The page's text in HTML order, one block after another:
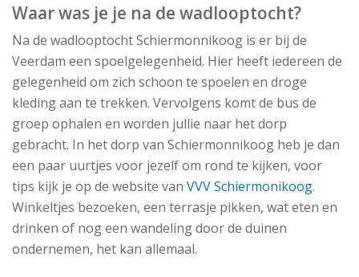
Waar was je je na de wadlooptocht?
Na de wadlooptocht Schiermonnikoog is er bij de
Veerdam een spoelgelegenheid. Hier heeft iedereen de
gelegenheid om zich schoon te spoelen en droge
kleding aan te trekken. Vervolgens komt de bus de
groep ophalen en worden jullie naar het dorp
gebracht. In het dorp van Schiermonnikoog heb je dan
een paar uurtjes voor jezelf om rond te kijken, voor
tips kijk je op de website vanVVV Schiermonikoog.
Winkeltjes bezoeken, een terrasje pikken, wat eten en
drinken of nog een wandeling door de duinen
ondernemen, het kan allemaal.